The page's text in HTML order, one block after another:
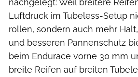
nachgelegt: Weil breitere
Luftdruck im Tubeless-Setup
rollen, sondern auch mehr
und besseren Pannenschutz
beim Endurace vorne 30 mm
breite Reifen auf breiten